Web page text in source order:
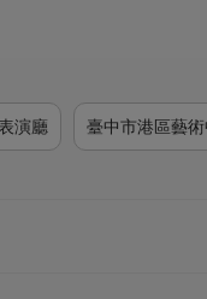
演廳 臺中市港區藝